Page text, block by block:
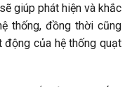
giúp phát hiện và khắc
thống, đồng thời cũng
của hệ thống quạt